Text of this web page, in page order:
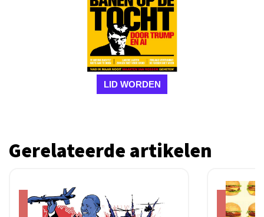
LID WORDEN
Gerelateerde artikelen